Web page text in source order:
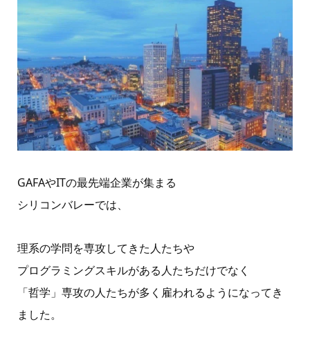
GAFAやITの最先端企業が集まる
シリコンバレーでは、
理系の学問を専攻してきた人たちや
プログラミングスキルがある人たちだけでなく
「哲学」専攻の人たちが多く雇われるようになってき
ました。